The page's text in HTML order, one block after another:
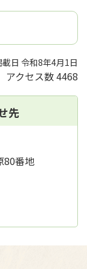
載日 令和8年4月1日
アクセス数4468
先
80番地